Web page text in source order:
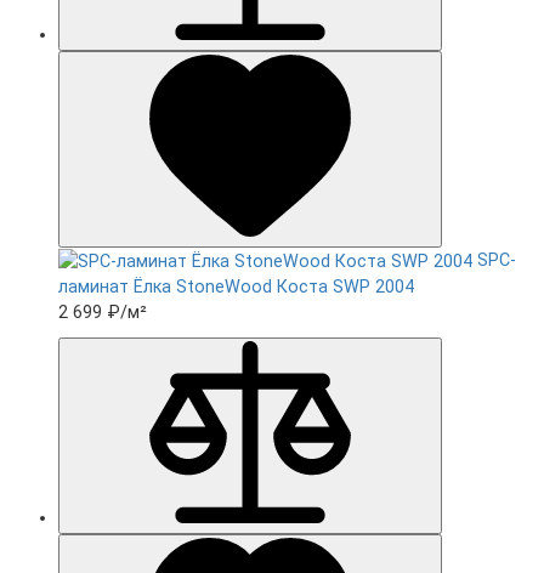
SPC-
ламинат Ëлка StoneWood Коста SWP 2004
2 699 ₽/м²